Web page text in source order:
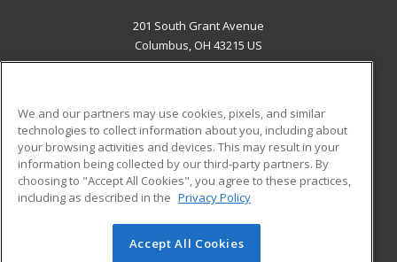
201 South Grant Avenue
Columbus, OH 43215 US
ADDITIONAL RESOURCES
Military
Financial Assistance
Help
Student Blog
© 2026 ed2go, a division of Cengage Learning. All rights
We and our partners may use cookies, pixels, and similar
technologies to collect information about you, including about
your browsing activities and devices. This may result in your
information being collected by our third-party partners. By
choosing to "Accept All Cookies", you agree to these practices,
including as described in the Privacy Policy
Accept All Cookies